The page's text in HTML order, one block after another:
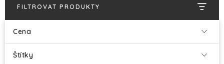
VÁNOCE
FILTROVAT PRODUKTY
Cena
Štítky